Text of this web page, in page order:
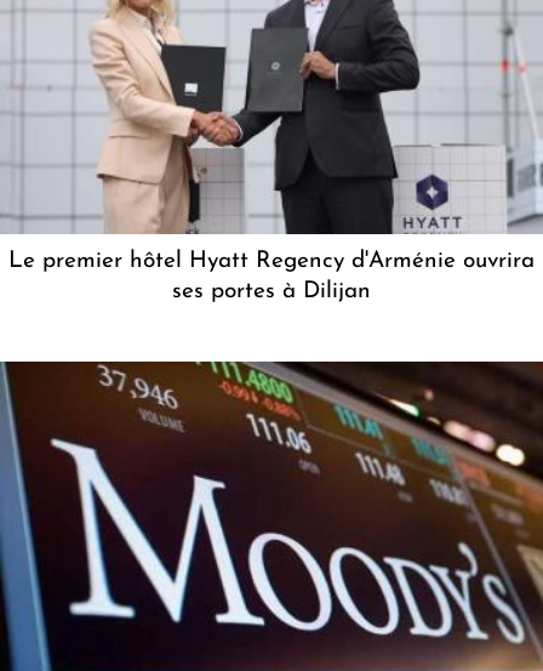
Le premier hôtel Hyatt Regency d'Arménie ouvrira
ses portes à Dilijan